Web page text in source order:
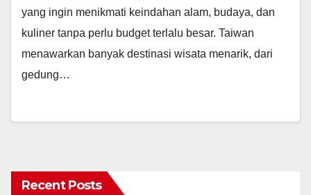
yang ingin menikmati keindahan alam, budaya, dan
kuliner tanpa perlu budget terlalu besar. Taiwan
menawarkan banyak destinasi wisata menarik, dari
gedung…
Recent Posts